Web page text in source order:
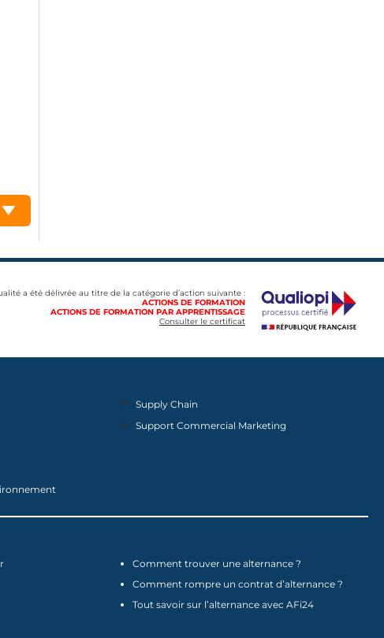
a été délivrée au titre de la catégorie d’action suivante :
ACTIONS DE FORMATION
ACTIONS DE FORMATION PAR APPRENTISSAGE
Consulter le certificat
Supply Chain
Support Commercial Marketing
Comment trouver une alternance ?
Comment rompre un contrat d’alternance ?
Tout savoir sur l’alternance avec AFi24